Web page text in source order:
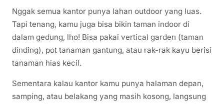
Nggak semua kantor punya lahan outdoor yang luas.
Tapi tenang, kamu juga bisa bikin taman indoor di
dalam gedung, lho! Bisa pakai vertical garden (taman
dinding), pot tanaman gantung, atau rak-rak kayu berisi
tanaman hias kecil.
Sementara kalau kantor kamu punya halaman depan,
samping, atau belakang yang masih kosong, langsung